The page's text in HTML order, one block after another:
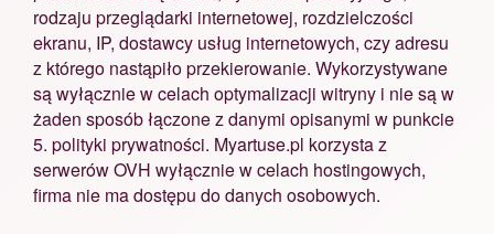
rodzaju przeglądarki internetowej, rozdzielczości
ekranu, IP, dostawcy usług internetowych, czy adresu
z którego nastąpiło przekierowanie. Wykorzystywane
są wyłącznie w celach optymalizacji witryny i nie są w
żaden sposób łączone z danymi opisanymi w punkcie
5. polityki prywatności. Myartuse.pl korzysta z
serwerów OVH wyłącznie w celach hostingowych,
firma nie ma dostępu do danych osobowych.